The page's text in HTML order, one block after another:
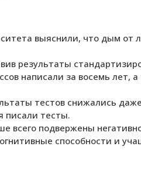
выяснили, что дым
результаты
написали за восемь лет,
тестов снижались
писали тесты.
всего подвержены
способности и